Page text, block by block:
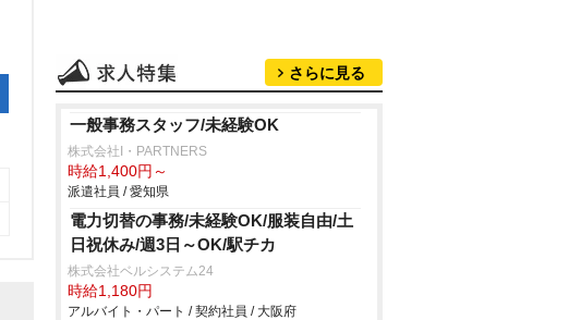
さらに見る
一般事務スタッフ/未経験OK
株式会社I・PARTNERS
時給1,400円～
派遣社員 / 愛知県
電力切替の事務/未経験OK/服装自由/土
日祝休み/週3日～OK/駅チカ
株式会社ベルシステム24
時給1,180円
アルバイト・パート / 契約社員 / 大阪府